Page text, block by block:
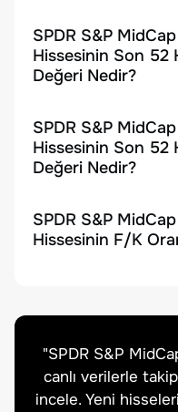
SPDR S&P
Hissesinin Son 52
Değeri Nedir?
SPDR S&P
Hissesinin Son 52
Değeri Nedir?
SPDR S&P
Hissesinin F/K
"SPDR S&P
canlı verilerle
incele. Yeni